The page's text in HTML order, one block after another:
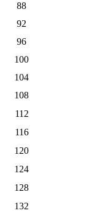
88
92
96
100
104
108
112
116
120
124
128
132